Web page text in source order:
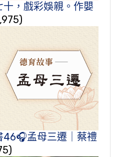
十，戲彩娛親。作嬰
46🎧孟母三遷｜蔡禮